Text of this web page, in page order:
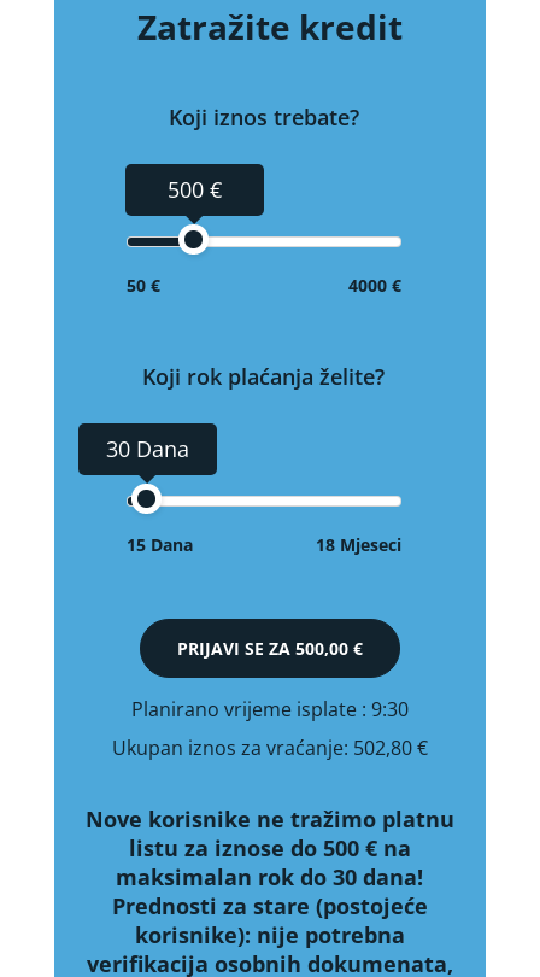
Zatražite kredit
Koji iznos trebate?
500 €
50 € 4000 €
Koji rok plaćanja želite?
30 Dana
15 Dana 18 Mjeseci
PRIJAVI SE ZA 500,00 €
Planirano vrijeme isplate : 9:30
Ukupan iznos za vraćanje: 502,80 €
Nove korisnike ne tražimo platnu
listu za iznose do 500 € na
maksimalan rok do 30 dana!
Prednosti za stare (postojeće
korisnike): nije potrebna
verifikacija osobnih dokumenata,